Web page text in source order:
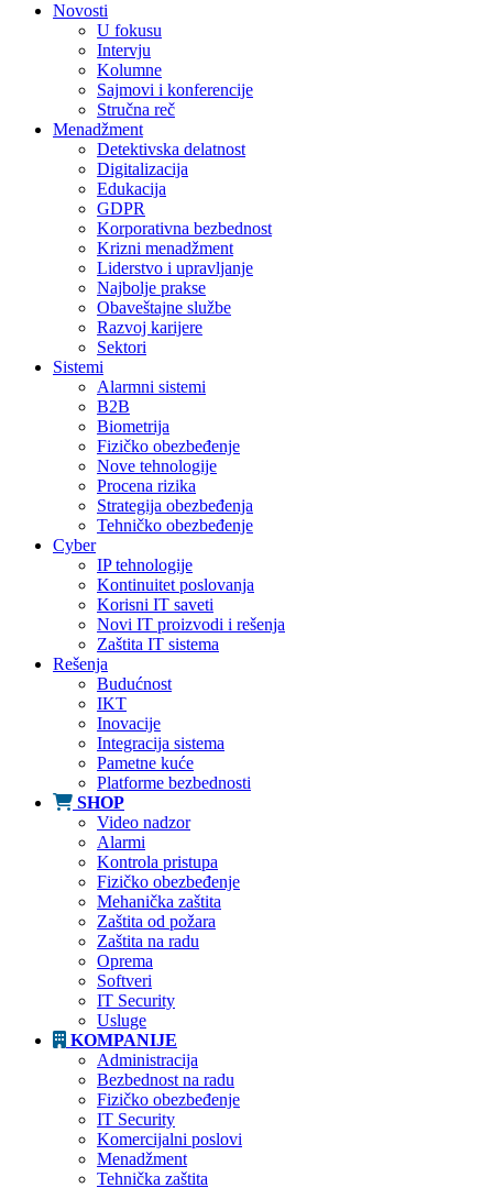
Novosti
U fokusu
Intervju
Kolumne
Sajmovi i konferencije
Stručna reč
Menadžment
Detektivska delatnost
Digitalizacija
Edukacija
GDPR
Korporativna bezbednost
Krizni menadžment
Liderstvo i upravljanje
Najbolje prakse
Obaveštajne službe
Razvoj karijere
Sektori
Sistemi
Alarmni sistemi
B2B
Biometrija
Fizičko obezbeđenje
Nove tehnologije
Procena rizika
Strategija obezbeđenja
Tehničko obezbeđenje
Cyber
IP tehnologije
Kontinuitet poslovanja
Korisni IT saveti
Novi IT proizvodi i rešenja
Zaštita IT sistema
Rešenja
Budućnost
IKT
Inovacije
Integracija sistema
Pametne kuće
Platforme bezbednosti
SHOP
Video nadzor
Alarmi
Kontrola pristupa
Fizičko obezbeđenje
Mehanička zaštita
Zaštita od požara
Zaštita na radu
Oprema
Softveri
IT Security
Usluge
KOMPANIJE
Administracija
Bezbednost na radu
Fizičko obezbeđenje
IT Security
Komercijalni poslovi
Menadžment
Tehnička zaštita